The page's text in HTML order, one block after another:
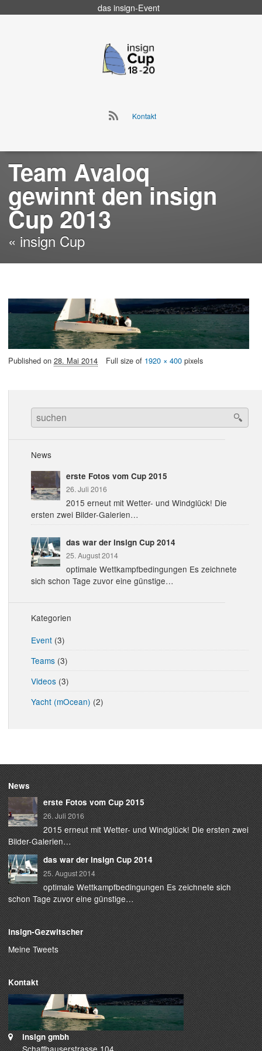
dasinsign-Event
navigation
Kontakt
Team Avaloq
gewinnt den insign
Cup 2013
« insign Cup
Published on 28. Mai 2014 Full size of 1920 × 400 pixels
Search
for:
News
erste Fotos vom Cup 2015
26. Juli 2016
2015 erneut mit Wetter- und Windglück! Die
ersten zwei Bilder-Galerien…
das war der insign Cup 2014
25. August 2014
optimale Wettkampfbedingungen Es zeichnete
sich schon Tage zuvor eine günstige…
Kategorien
Event(3)
Teams(3)
Videos(3)
Yacht (mOcean) (2)
News
erste Fotos vom Cup 2015
26. Juli 2016
2015 erneut mit Wetter- und Windglück! Die ersten zwei
Bilder-Galerien…
das war der insign Cup 2014
25. August 2014
optimale Wettkampfbedingungen Es zeichnete sich
schon Tage zuvor eine günstige…
insign-Gezwitscher
Meine Tweets
Kontakt
insign gmbh
Schaffhauserstrasse 104